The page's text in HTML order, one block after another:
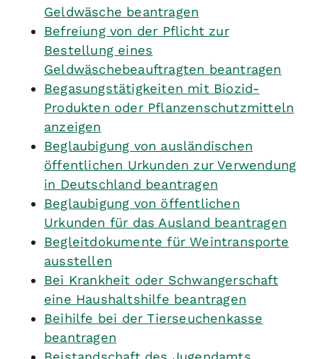
Geldwäsche beantragen
Befreiung von der Pflicht zur
Bestellung eines
Geldwäschebeauftragten beantragen
Begasungstätigkeiten mit Biozid-
Produkten oder Pflanzenschutzmitteln
anzeigen
Beglaubigung von ausländischen
öffentlichen Urkunden zur Verwendung
in Deutschland beantragen
Beglaubigung von öffentlichen
Urkunden für das Ausland beantragen
Begleitdokumente für Weintransporte
ausstellen
Bei Krankheit oder Schwangerschaft
eine Haushaltshilfe beantragen
Beihilfe bei der Tierseuchenkasse
beantragen